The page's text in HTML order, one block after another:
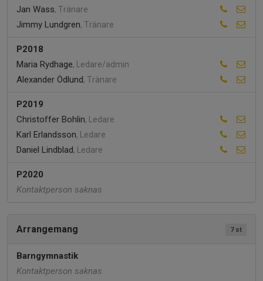
Jan Wass, Tränare
Jimmy Lundgren, Tränare
P2018
Maria Rydhage, Ledare/admin
Alexander Ödlund, Tränare
P2019
Christoffer Bohlin, Ledare
Karl Erlandsson, Ledare
Daniel Lindblad, Ledare
P2020
Kontaktperson saknas
7 st
Arrangemang
Barngymnastik
Kontaktperson saknas